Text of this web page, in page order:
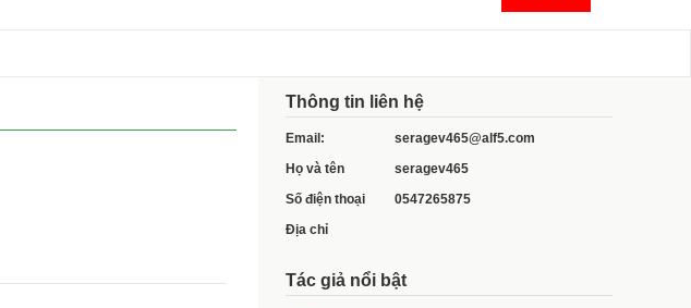
Thông tin liên hệ
Email:
seragev465@alf5.com
Họ và tên
seragev465
Số điện thoại
0547265875
Địa chỉ
Tác giả nổi bật